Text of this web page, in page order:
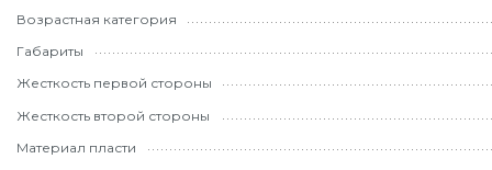
Возрастная категория
Габариты
Жесткость первой стороны
Жесткость второй стороны
Материал пласти